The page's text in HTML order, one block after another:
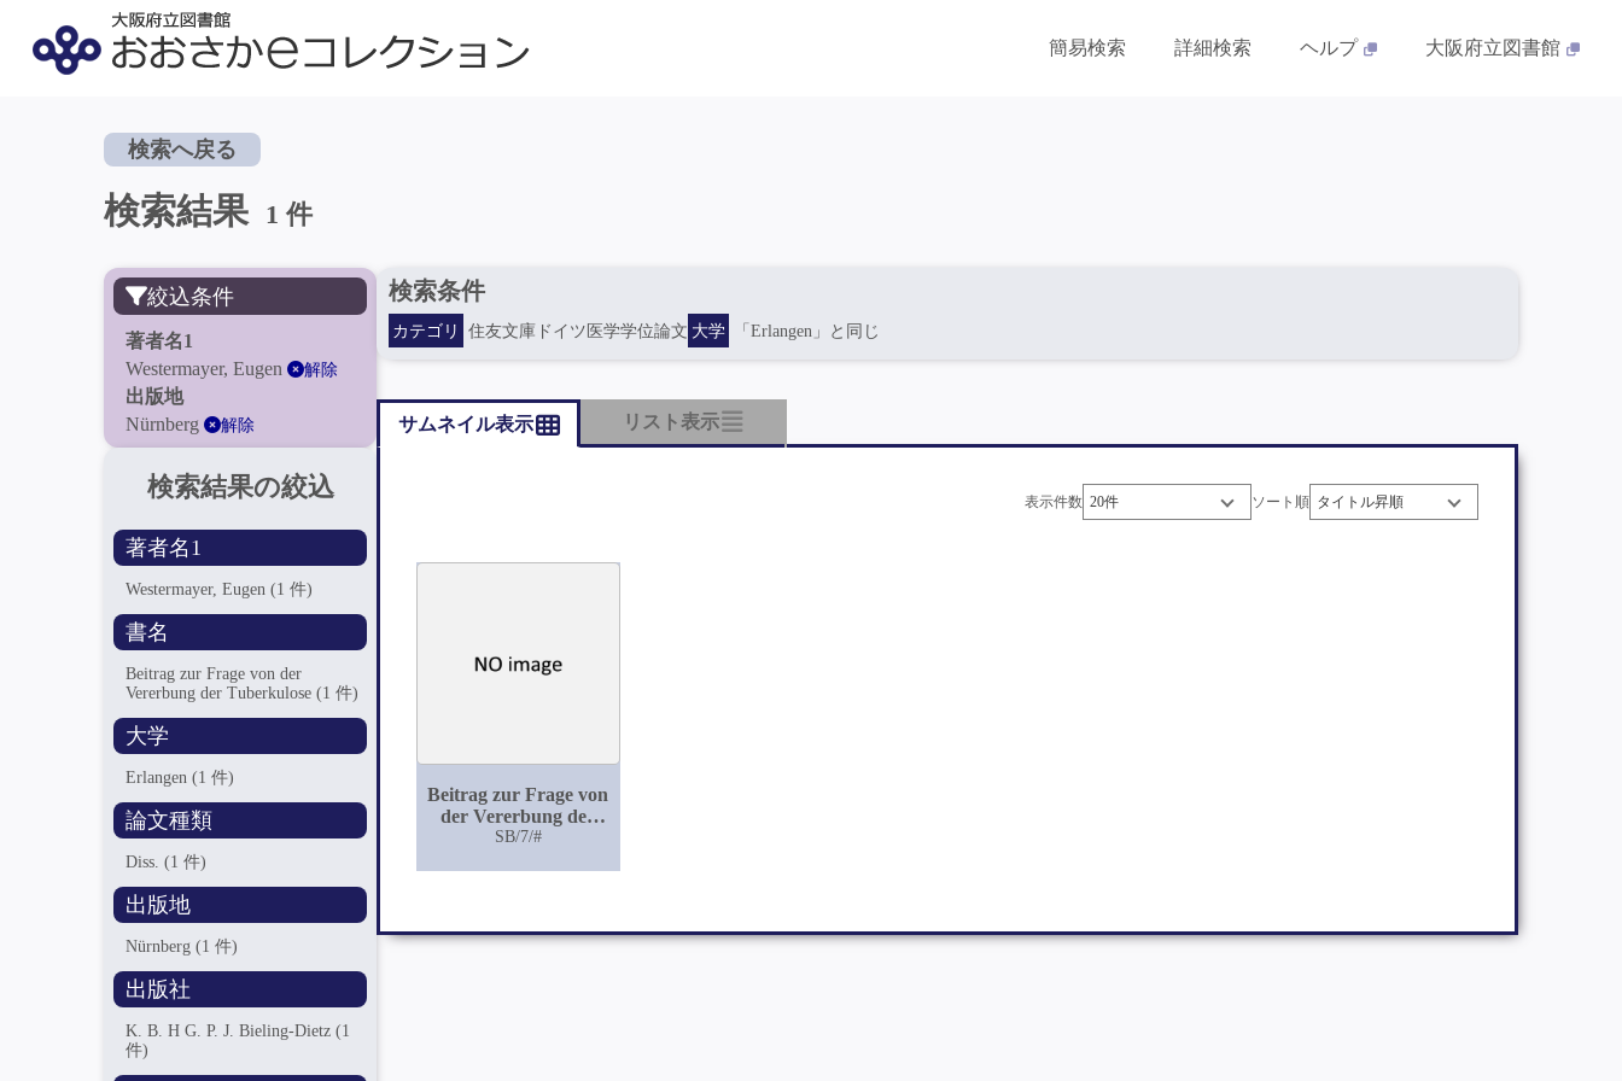
簡易検索 詳細検索 ヘルプ 大阪府立図書館
検索へ戻る
検索結果 1 件
絞込条件
著者名1
Westermayer, Eugen
解除
出版地
Nürnberg
解除
検索結果の絞込
著者名1
Westermayer, Eugen(1 件)
書名
Beitrag zur Frage von der
Vererbung der Tuberkulose(1 件)
大学
Erlangen(1 件)
論文種類
Diss.(1 件)
出版地
Nürnberg(1 件)
出版社
K. B. H G. P. J. Bieling-Dietz(1
件)
検索条件
カテゴリ 住友文庫ドイツ医学学位論文 大学 「Erlangen」と同じ
サムネイル表示 リスト表示
表示件数 ソート順
Beitrag zur Frage von
der Vererbung der
Tuberkulose
SB/7/#